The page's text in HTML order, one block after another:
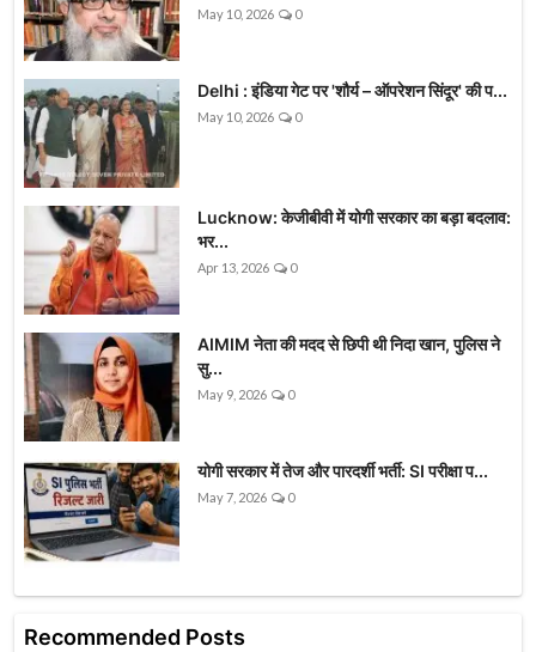
May 10, 2026 0
Delhi : इंडिया गेट पर 'शौर्य – ऑपरेशन सिंदूर' की प...
May 10, 2026 0
Lucknow: केजीबीवी में योगी सरकार का बड़ा बदलाव:
भर...
Apr 13, 2026 0
AIMIM नेता की मदद से छिपी थी निदा खान, पुलिस ने
सु...
May 9, 2026 0
योगी सरकार में तेज और पारदर्शी भर्ती: SI परीक्षा प...
May 7, 2026 0
Recommended Posts